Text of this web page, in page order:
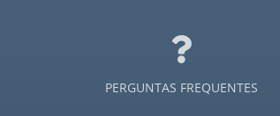
PERGUNTAS FREQUENTES